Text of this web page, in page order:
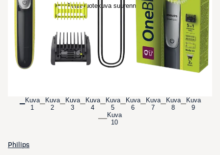
Avaa tuotekuva suurennettuna
Kuva
1
Kuva
2
Kuva
3
Kuva
4
Kuva
5
Kuva
6
Kuva
7
Kuva
8
Kuva
9
Kuva
10
Philips